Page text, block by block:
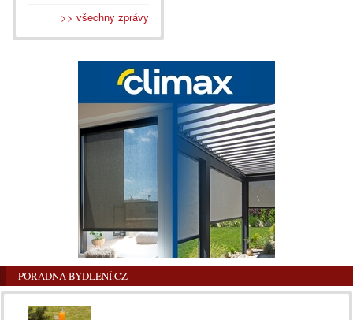
>> všechny zprávy
PORADNA BYDLENÍ.CZ